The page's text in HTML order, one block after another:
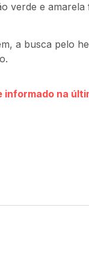
verde e
a busca pelo
na